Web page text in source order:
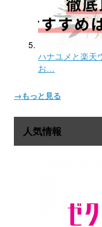
ハナユメと楽天
お…
→もっと見る
人気情報